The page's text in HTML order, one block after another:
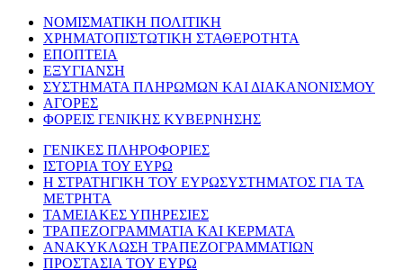
ΝΟΜΙΣΜΑΤΙΚΗ ΠΟΛΙΤΙΚΗ
ΧΡΗΜΑΤΟΠΙΣΤΩΤΙΚΗ ΣΤΑΘΕΡΟΤΗΤΑ
ΕΠΟΠΤΕΙΑ
ΕΞΥΓΙΑΝΣΗ
ΣΥΣΤΗΜΑΤΑ ΠΛΗΡΩΜΩΝ ΚΑΙ ΔΙΑΚΑΝΟΝΙΣΜΟΥ
ΑΓΟΡΕΣ
ΦΟΡΕΙΣ ΓΕΝΙΚΗΣ ΚΥΒΕΡΝΗΣΗΣ
ΓΕΝΙΚΕΣ ΠΛΗΡΟΦΟΡΙΕΣ
ΙΣΤΟΡΙΑ ΤΟΥ ΕΥΡΩ
Η ΣΤΡΑΤΗΓΙΚΗ ΤΟΥ ΕΥΡΩΣΥΣΤΗΜΑΤΟΣ ΓΙΑ ΤΑ
ΜΕΤΡΗΤΑ
ΤΑΜΕΙΑΚΕΣ ΥΠΗΡΕΣΙΕΣ
ΤΡΑΠΕΖΟΓΡΑΜΜΑΤΙΑ ΚΑΙ ΚΕΡΜΑΤΑ
ΑΝΑΚΥΚΛΩΣΗ ΤΡΑΠΕΖΟΓΡΑΜΜΑΤΙΩΝ
ΠΡΟΣΤΑΣΙΑ ΤΟΥ ΕΥΡΩ